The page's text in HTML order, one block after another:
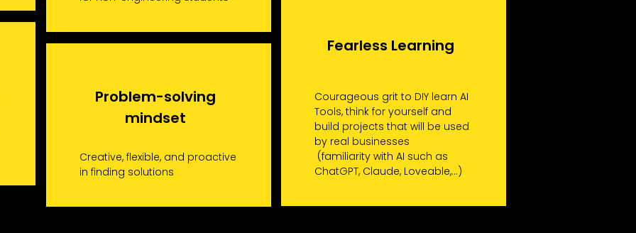
Problem-solving
mindset
Creative, flexible, and proactive
in finding solutions
Fearless Learning
Courageous grit to DIY learn AI
Tools, think for yourself and
build projects that will be used
by real businesses
(familiarity with AI such as
ChatGPT, Claude, Loveable,...)